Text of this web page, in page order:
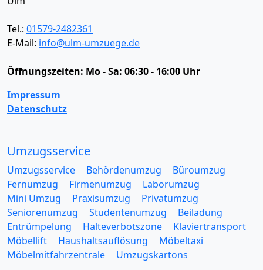
Tel.: 01579-2482361
E-Mail: info@ulm-umzuege.de
Öffnungszeiten: Mo - Sa: 06:30 - 16:00 Uhr
Impressum
Datenschutz
Umzugsservice
Umzugsservice Behördenumzug
Büroumzug
Fernumzug
Firmenumzug
Laborumzug
Mini Umzug
Praxisumzug
Privatumzug
Seniorenumzug
Studentenumzug
Beiladung
Entrümpelung
Halteverbotszone
Klaviertransport
Möbellift
Haushaltsauflösung
Möbeltaxi
Möbelmitfahrzentrale
Umzugskartons